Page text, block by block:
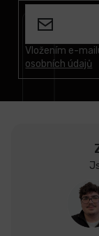
Vložením e-
osobních údajů